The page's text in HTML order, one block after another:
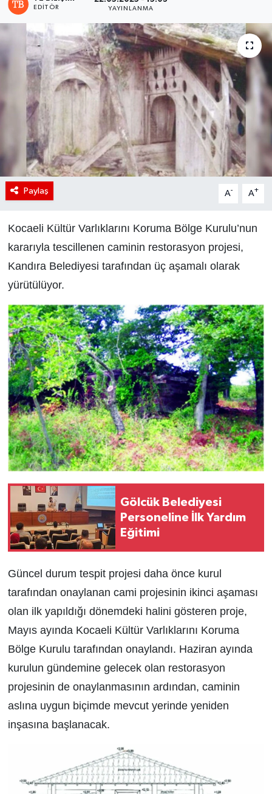
EDITÖR YAYINLANMA
Paylaş A- A+
Kocaeli Kültür Varlıklarını Koruma Bölge Kurulu’nun
kararıyla tescillenen caminin restorasyon projesi,
Kandıra Belediyesi tarafından üç aşamalı olarak
yürütülüyor.
Gölcük Belediyesi
Personeline İlk Yardım
Eğitimi
Güncel durum tespit projesi daha önce kurul
tarafından onaylanan cami projesinin ikinci aşaması
olan ilk yapıldığı dönemdeki halini gösteren proje,
Mayıs ayında Kocaeli Kültür Varlıklarını Koruma
Bölge Kurulu tarafından onaylandı. Haziran ayında
kurulun gündemine gelecek olan restorasyon
projesinin de onaylanmasının ardından, caminin
aslına uygun biçimde mevcut yerinde yeniden
inşasına başlanacak.